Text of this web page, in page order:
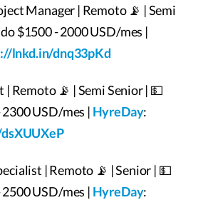
Manager | Remoto 📡 | Semi
$1500 - 2000 USD/mes |
lnkd.in/dnq33pKd
| Remoto 📡 | Semi Senior | 💵
USD/mes | HyreDay:
| Remoto 📡 | Senior | 💵
USD/mes | HyreDay: